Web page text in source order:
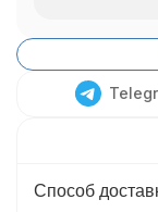
Способ